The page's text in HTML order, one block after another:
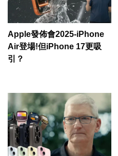
Apple發佈會2025-iPhone
Air登場!但iPhone 17更吸
引？